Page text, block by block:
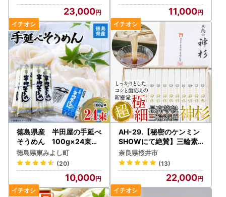
23,000 11,000
徳島県産 半田屋の手延べ
そうめん 100g×24束【
1094465】
徳島県東みよし町
(20)
10,000
AH-29.【秘密のケンミン
SHOWにて絶賛】三輪素
麺 神杉 1300g
奈良県桜井市
(13)
22,000